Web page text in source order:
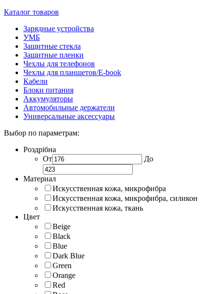
Каталог товаров
Зарядные устройства
УМБ
Защитные стекла
Защитные пленки
Чехлы для телефонов
Чехлы для планшетов/E-book
Кабели
Блоки питания
Аккумуляторы
Автомобильные держатели
Универсальные аксессуары
Выбор по параметрам:
Роздрібна
От
До
Материал
Искусственная кожа, микрофибра
Искусственная кожа, микрофибра, силикон
Искусственная кожа, ткань
Цвет
Beige
Black
Blue
Dark Blue
Green
Orange
Red